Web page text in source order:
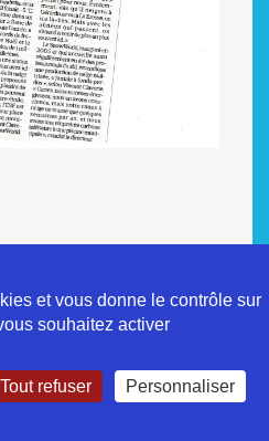
et vous donne le contrôle sur
souhaitez activer
Tout refuser Personnaliser